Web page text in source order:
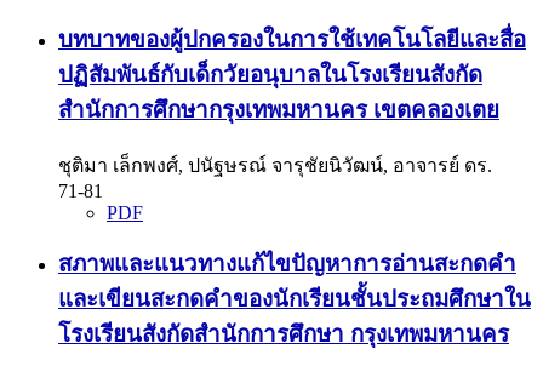
บทบาทของผู้ปกครองในการใช้เทคโนโลยีและสื่อ
ปฏิสัมพันธ์กับเด็กวัยอนุบาลในโรงเรียนสังกัด
สำนักการศึกษากรุงเทพมหานคร เขตคลองเตย
ชุติมา เล็กพงศ์, ปนัฐษรณ์ จารุชัยนิวัฒน์, อาจารย์ ดร.
71-81
PDF
สภาพและแนวทางแก้ไขปัญหาการอ่านสะกดคำ
และเขียนสะกดคำของนักเรียนชั้นประถมศึกษาใน
โรงเรียนสังกัดสำนักการศึกษา กรุงเทพมหานคร